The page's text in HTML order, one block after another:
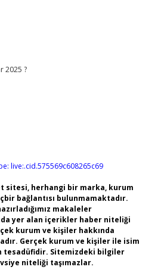
2025 ?
live:.cid.575569c608265c69
sitesi, herhangi bir marka, kurum
bağlantısı bulunmamaktadır.
makaleler
yer alan içerikler haber niteliği
kurum ve kişiler hakkında
Gerçek kurum ve kişiler ile isim
tesadüfidir. Sitemizdeki bilgiler
niteliği taşımazlar.